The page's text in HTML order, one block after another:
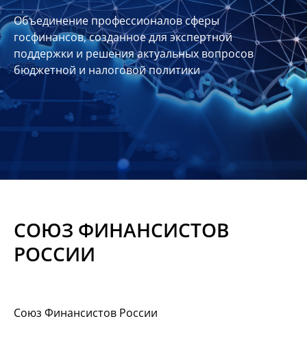
Совет
Союза
Участники
Планы
отчеты
Контакты
Материалы
Объединение профессионалов сферы
госфинансов, созданное для экспертной
поддержки и решения актуальных вопросов
бюджетной и налоговой политики
СОЮЗ ФИНАНСИСТОВ
РОССИИ
Союз Финансистов России